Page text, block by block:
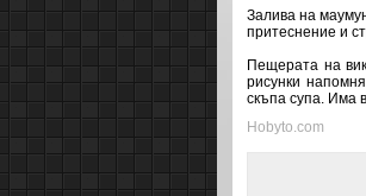
Залива на
притеснение и
Пещерата на
рисунки
скъпа супа. Има
Hobyto.com